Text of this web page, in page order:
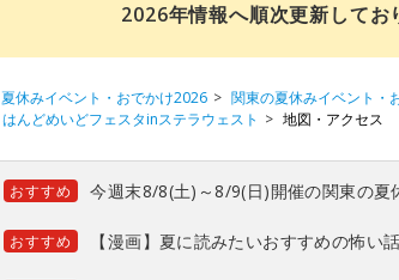
2026年情報へ順次更新してお
夏休みイベント・おでかけ2026 関東の夏休みイベント・
はんどめいどフェスタinステラウェスト
地図・アクセス
おすすめ 今週末8/8(土)～8/9(日)開催の関東の夏
おすすめ 【漫画】夏に読みたいおすすめの怖い